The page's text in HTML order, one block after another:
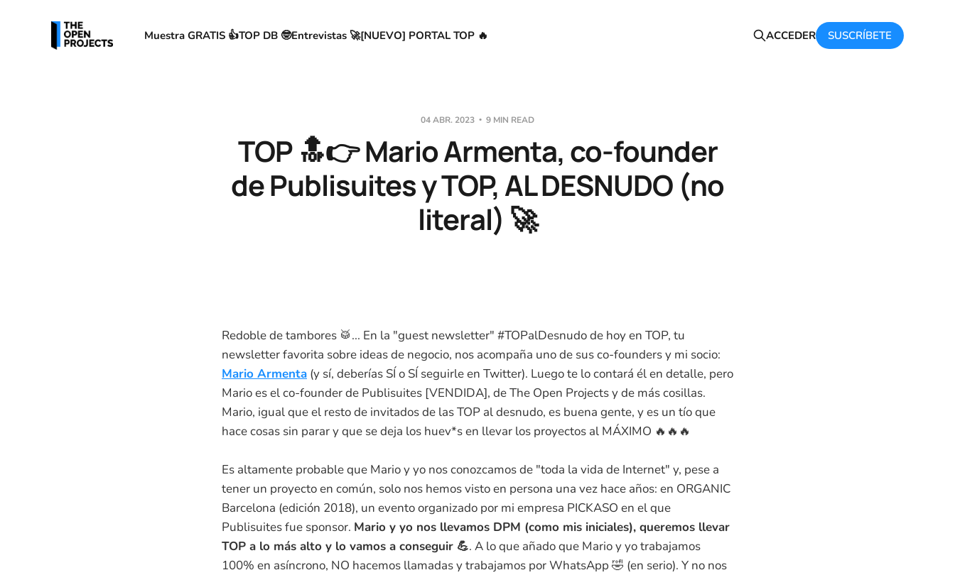
Muestra GRATIS 👍TOP DB 🤓Entrevistas 🚀[NUEVO] PORTAL TOP 🔥 ACCEDER SUSCRÍBETE
04 ABR. 2023 9 MIN READ
TOP 🔝👉 Mario Armenta, co-founder
de Publisuites y TOP, AL DESNUDO (no
literal) 🚀
Redoble de tambores 🥁... En la "guest newsletter" #TOPalDesnudo de hoy en TOP, tu
newsletter favorita sobre ideas de negocio, nos acompaña uno de sus co-founders y mi socio:
Mario Armenta (y sí, deberías SÍ o SÍ seguirle en Twitter). Luego te lo contará él en detalle, pero
Mario es el co-founder de Publisuites [VENDIDA], de The Open Projects y de más cosillas.
Mario, igual que el resto de invitados de las TOP al desnudo, es buena gente, y es un tío que
hace cosas sin parar y que se deja los huev*s en llevar los proyectos al MÁXIMO 🔥🔥🔥
Es altamente probable que Mario y yo nos conozcamos de "toda la vida de Internet" y, pese a
tener un proyecto en común, solo nos hemos visto en persona una vez hace años: en ORGANIC
Barcelona (edición 2018), un evento organizado por mi empresa PICKASO en el que
Publisuites fue sponsor. Mario y yo nos llevamos DPM (como mis iniciales), queremos llevar
TOP a lo más alto y lo vamos a conseguir 💪. A lo que añado que Mario y yo trabajamos
100% en asíncrono, NO hacemos llamadas y trabajamos por WhatsApp 🤣 (en serio). Y no nos